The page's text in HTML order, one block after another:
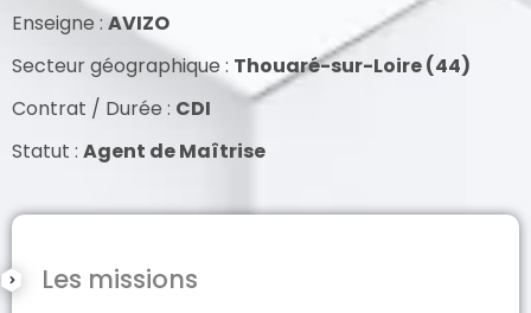
Enseigne : AVIZO
Secteur géographique : Thouaré-sur-Loire (44)
Contrat / Durée : CDI
Statut : Agent de Maîtrise
Les missions